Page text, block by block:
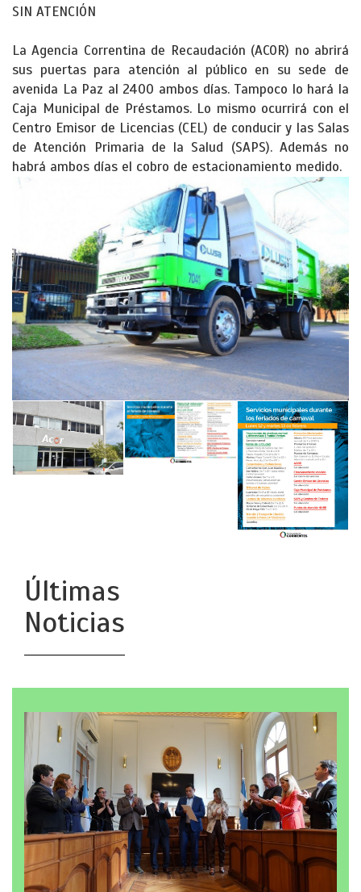
SIN ATENCIÓN
La Agencia Correntina de Recaudación (ACOR) no abrirá
sus puertas para atención al público en su sede de
avenida La Paz al 2400 ambos días. Tampoco lo hará la
Caja Municipal de Préstamos. Lo mismo ocurrirá con el
Centro Emisor de Licencias (CEL) de conducir y las Salas
de Atención Primaria de la Salud (SAPS). Además no
habrá ambos días el cobro de estacionamiento medido.
Últimas
Noticias